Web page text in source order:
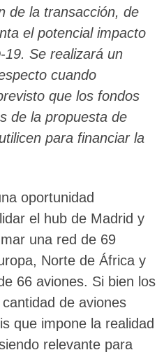
de la transacción, de
el potencial impacto
19. Se realizará un
cuando
que los fondos
de la propuesta de
para financiar la
oportunidad
el hub de Madrid y
una red de 69
Norte de África y
66 aviones. Si bien los
de aviones
que impone la realidad
relevante para